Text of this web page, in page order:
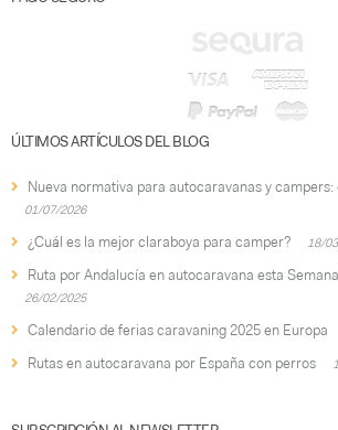
ÚLTIMOS ARTÍCULOS DEL BLOG
Nueva normativa para autocaravanas y
01/07/2026
¿Cuál es la mejor claraboya para camper? 18/
Ruta por Andalucía en autocaravana esta
26/02/2025
Calendario de ferias caravaning 2025 en Europa
Rutas en autocaravana por España con perros